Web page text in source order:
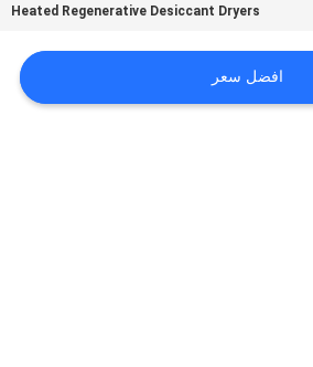
Heated Regenerative Desiccant Dryers
افضل سعر